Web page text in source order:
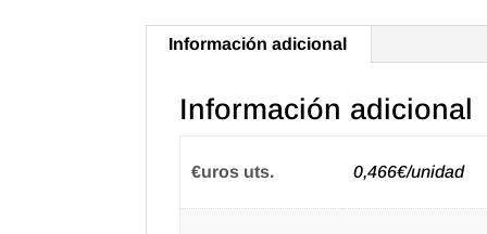
Información adicional
Información adicional
€uros uts. 0,466€/unidad